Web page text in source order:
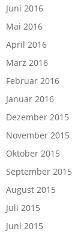
Juni 2016
Mai 2016
April 2016
März 2016
Februar 2016
Januar 2016
Dezember 2015
November 2015
Oktober 2015
September 2015
August 2015
Juli 2015
Juni 2015